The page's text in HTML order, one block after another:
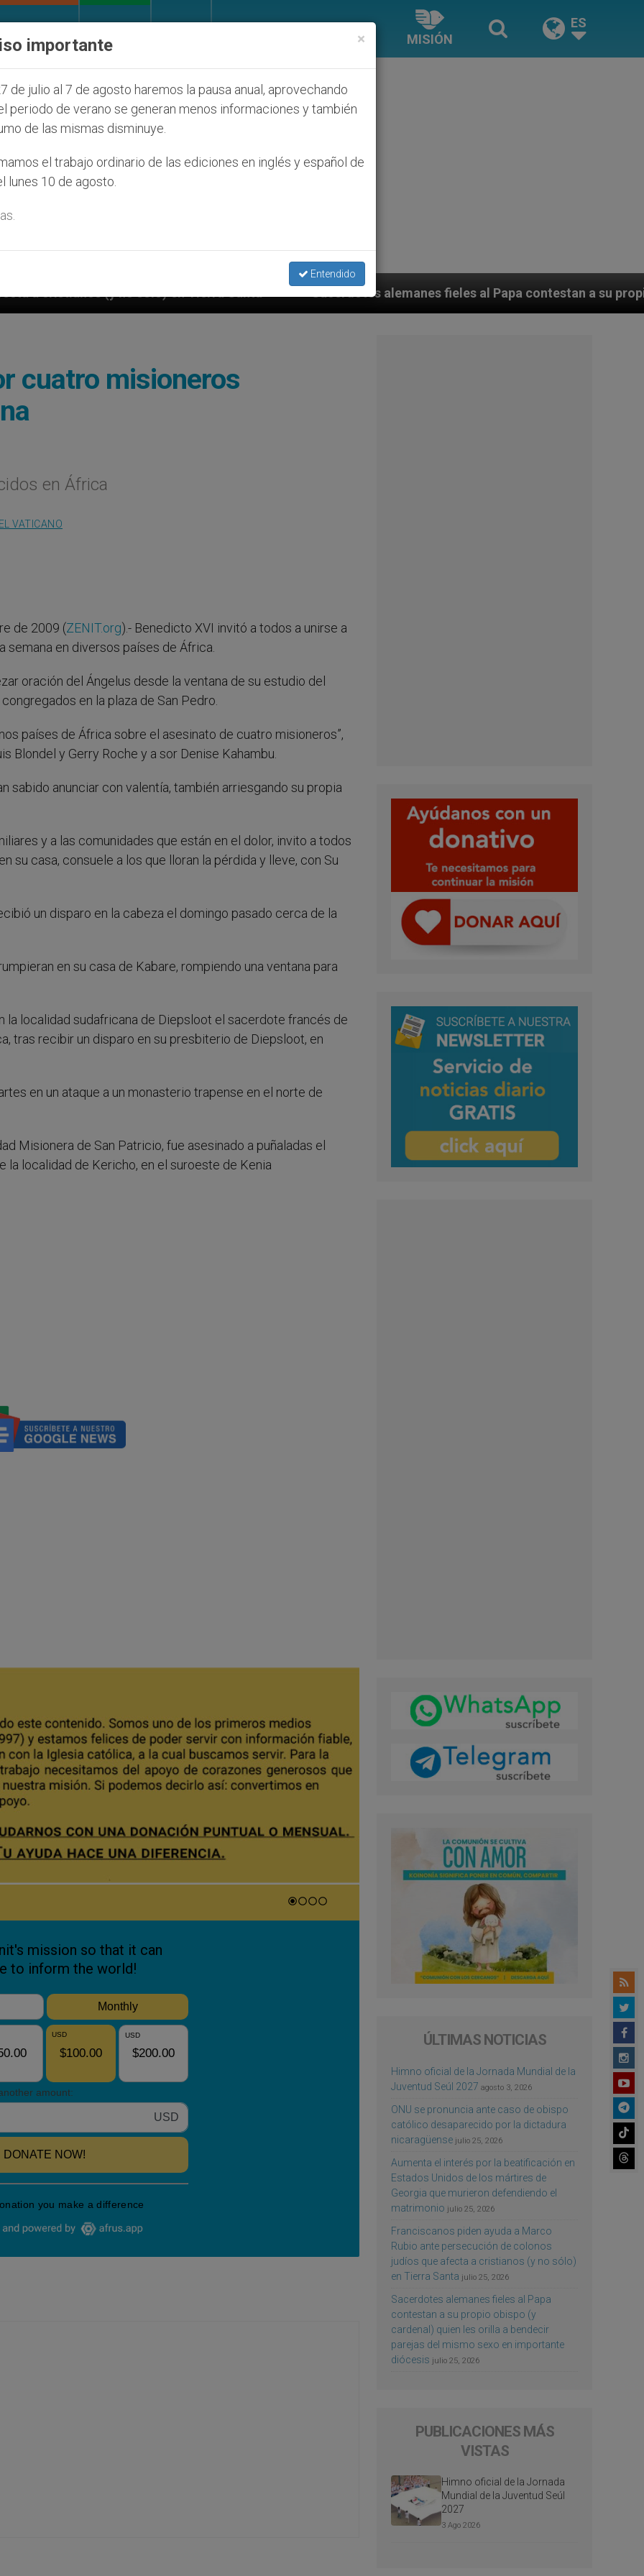
MISIÓN
ES
sólo) en Tierra Santa Sacerdotes alemanes fieles al Papa contestan a su propio obispo (y
cuatro misioneros
en África
VATICANO
de 2009 (ZENIT.org).- Benedicto XVI invitó a todos a unirse a
en diversos países de África.
oración del Ángelus desde la ventana de su estudio del
en la plaza de San Pedro.
países de África sobre el asesinato de cuatro misioneros”,
Blondel y Gerry Roche y a sor Denise Kahambu.
sabido anunciar con valentía, también arriesgando su propia
y a las comunidades que están en el dolor, invito a todos
su casa, consuele a los que lloran la pérdida y lleve, con Su
un disparo en la cabeza el domingo pasado cerca de la
en su casa de Kabare, rompiendo una ventana para
la localidad sudafricana de Diepsloot el sacerdote francés de
tras recibir un disparo en su presbiterio de Diepsloot, en
en un ataque a un monasterio trapense en el norte de
Misionera de San Patricio, fue asesinado a puñaladas el
la localidad de Kericho, en el suroeste de Kenia
ÚLTIMAS NOTICIAS
Himno oficial de la Jornada Mundial de la
Juventud Seúl 2027 agosto 3, 2026
ONU se pronuncia ante caso de obispo
católico desaparecido por la dictadura
nicaragüense julio 25, 2026
Aumenta el interés por la beatificación en
Estados Unidos de los mártires de
Georgia que murieron defendiendo el
matrimonio julio 25, 2026
Franciscanos piden ayuda a Marco
Rubio ante persecución de colonos
judíos que afecta a cristianos (y no sólo)
en Tierra Santa julio 25, 2026
Sacerdotes alemanes fieles al Papa
contestan a su propio obispo (y
cardenal) quien les orilla a bendecir
parejas del mismo sexo en importante
diócesis julio 25, 2026
PUBLICACIONES MÁS
VISTAS
Himno oficial de la Jornada
Mundial de la Juventud Seúl
2027
3 Ago 2026
×
importante
de julio al 7 de agosto haremos la pausa anual, aprovechando
periodo de verano se generan menos informaciones y también
de las mismas disminuye.
el trabajo ordinario de las ediciones en inglés y español de
lunes 10 de agosto.
Entendido